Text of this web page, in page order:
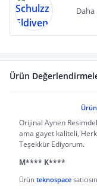
Daha
Ürün
Orijinal Aynen
ama gayet kaliteli,
Teşekkür Ediyorum.
M**** K****
Ürün teknospace